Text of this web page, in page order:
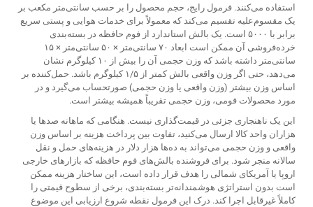
استفاده می‌کنند. فرمول رایج، حجم محصول را بر حسب سانتی‌متر مکعب بر
یک مقسوم‌علیه تقسیم می‌کند که معمولاً برای خدمات هوایی و پستی سریع
برابر با ۵۰۰۰ است. یک بالش استاندارد از فوم حافظه در بسته‌بندی
خرده‌فروشی آن ممکن است ابعاد ۷۰ سانتی‌متر × ۵۰ سانتی‌متر × ۱۵
سانتی‌متر داشته باشد که وزن حجمی آن را بیش از ۱۰ کیلوگرم نشان
می‌دهد، حتی اگر وزن واقعی بالش کمتر از ۱/۵ کیلوگرم باشد. حمل‌کننده بر
اساس وزن بیشتر (وزن واقعی یا وزن حجمی) صورتحساب می‌گیرد و در
مورد محصولات فومی، وزن حجمی تقریباً همیشه بیشتر است.
این یک ناهنجاری جزئی در قیمت‌گذاری نیست. هنگامی که ماهانه صدها یا
هزاران واحد کالا ارسال می‌کنید، تفاوت بین پرداخت هزینه بر اساس وزن
واقعی و وزن حجمی می‌تواند به ده‌ها هزار دلار در هزینه‌های حمل و نقل
سالانه منجر شود. برای فروشنده بالش‌های فوم حافظه که بازارهای خارجی
اروپا یا آمریکای شمالی را هدف قرار داده است، این ساختار هزینه ممکن
است بدون استراتژی هوشمندانه‌تر بسته‌بندی، برخی از سطوح قیمتی را
کاملاً غیرقابل اجرا کند. درک این فرمول نقطه شروع ارزیابی این موضوع